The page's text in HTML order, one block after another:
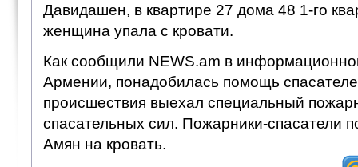
Давидашен, в квартире 27 дома 48 1-го
женщина упала с кровати.
Как сообщили NEWS.am в
Армении, понадобилась помощь
происшествия выехал специальный
спасательных сил. Пожарники-спасатели
Амян на кровать.